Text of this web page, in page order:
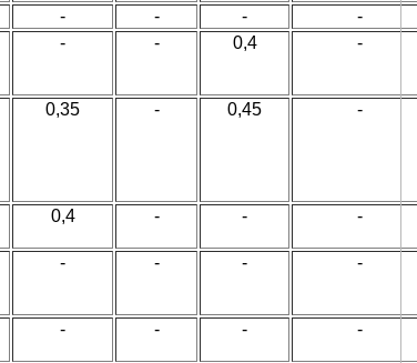
- - - -
- - 0,4 -
0,35 - 0,45 -
0,4 - - -
- - - -
- - - -